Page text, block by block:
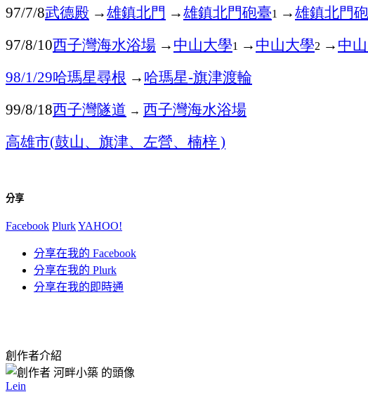
97/7/8武德殿 →雄鎮北門 →雄鎮北門砲臺1 →雄鎮北門
97/8/10西子灣海水浴場 →中山大學1 →中山大學2 →中
98/1/29哈瑪星尋根 →哈瑪星-旗津渡輪
99/8/18西子灣隧道 → 西子灣海水浴場
高雄市(鼓山、旗津、左營、楠梓 )
分享
Facebook PlurkYAHOO!
分享在我的 Facebook
分享在我的 Plurk
分享在我的即時通
創作者介紹
Lein